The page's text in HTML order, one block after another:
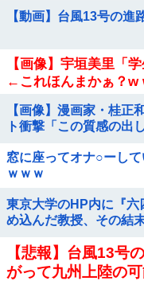
【動画】台風13号の
【画像】宇垣美里「
←これほんまかぁ？
【画像】漫画家・桂正
ト衝撃「この質感の出
窓に座ってオナ○ーし
ｗｗｗ
東京大学のHP内に『
め込んだ教授、その結
【悲報】台風13号
がって九州上陸の